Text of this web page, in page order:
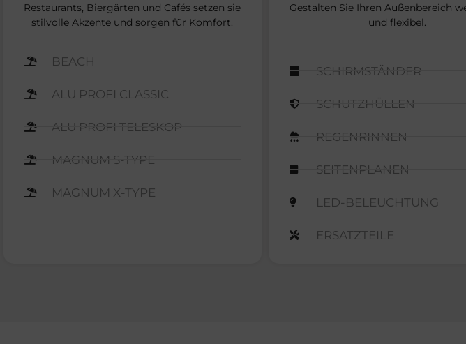
Restaurants, Biergärten und Cafés setzen sie
stilvolle Akzente und sorgen für Komfort.
BEACH
ALU PROFI CLASSIC
ALU PROFI TELESKOP
MAGNUM S-TYPE
MAGNUM X-TYPE
Gestalten Sie Ihren Außenbereich
und flexibel.
SCHIRMSTÄNDER
SCHUTZHÜLLEN
REGENRINNEN
SEITENPLANEN
LED-BELEUCHTUNG
ERSATZTEILE